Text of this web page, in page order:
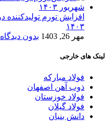
۱۴۰۳
مهر 26, 1403
بدون دیدگاه
لینک های خارجی
فولاد مبارکه
ذوب آهن اصفهان
فولاد خوزستان
فولاد گیلان
دانش بنیان